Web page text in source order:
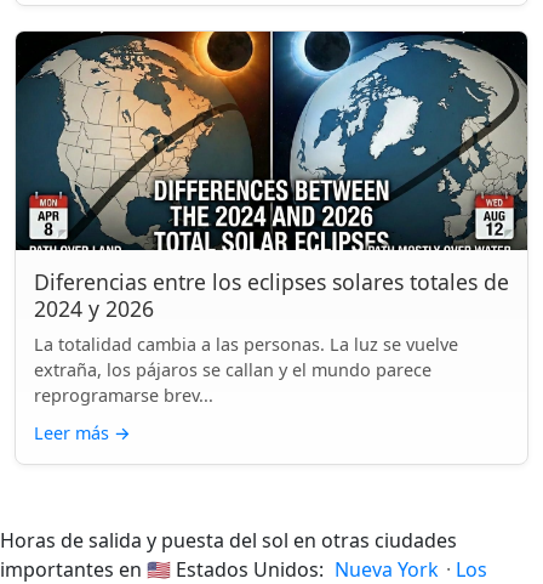
Diferencias entre los eclipses solares totales de
2024 y 2026
La totalidad cambia a las personas. La luz se vuelve
extraña, los pájaros se callan y el mundo parece
reprogramarse brev...
Leer más →
Horas de salida y puesta del sol en otras ciudades
importantes en 🇺🇸 Estados Unidos: Nueva York · Los